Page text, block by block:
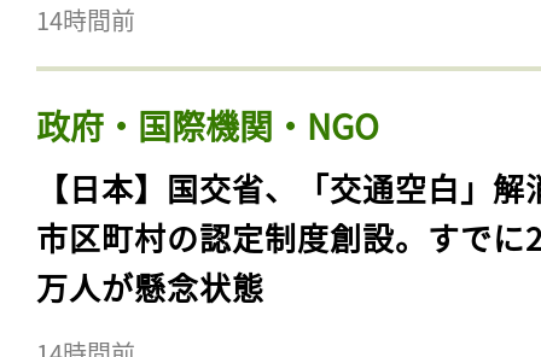
14時間前
政府・国際機関・NGO
【日本】国交省、「交通空白」解
市区町村の認定制度創設。すでに
万人が懸念状態